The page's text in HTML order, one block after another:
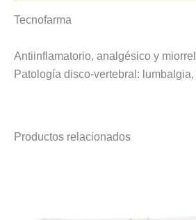
Tecnofarma
Antiinflamatorio, analgésico y
Patología disco-vertebral:
Productos relacionados